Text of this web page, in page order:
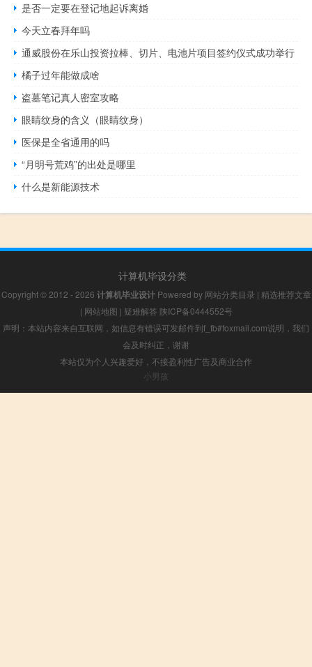
是否一定要在登记地起诉离婚
今天立春拜年吗
通威股份在乐山投资拉棒、切片、电池片项目签约仪式成功举行
橘子过年能做成啥
盗墓笔记真人密室攻略
眼睛纹身的含义（眼睛纹身）
医保是全省通用的吗
“月明号荒鸡”的出处是哪里
什么是新能源技术
计算机毕设分类
Copyright © 2012 - 2026 计算机毕业设计Powered by 网站分类目录 | 精选推荐文章
| 网站地图 | 疑难解答 陕ICP备0444552号
声明：本站内容来自互联网，如信息有错误可发邮件到f_fb#foxmail.com说明，我们
会及时纠正，谢谢
本站仅为个人兴趣爱好，不接盈利性广告及商业合作
小男孩